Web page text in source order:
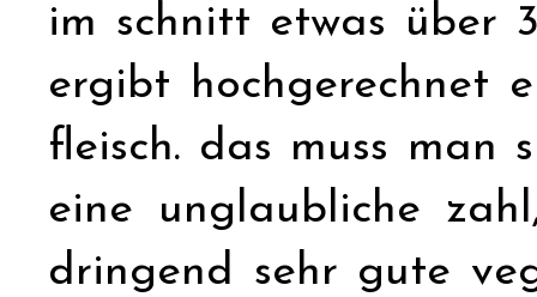
im schnitt etwas über
ergibt hochgerechnet
fleisch. das muss man
eine unglaubliche
dringend sehr gute